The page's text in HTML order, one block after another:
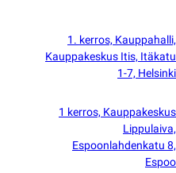
1. kerros, Kauppahalli,
Kauppakeskus Itis, Itäkatu
1-7, Helsinki
1 kerros, Kauppakeskus
Lippulaiva,
Espoonlahdenkatu 8,
Espoo